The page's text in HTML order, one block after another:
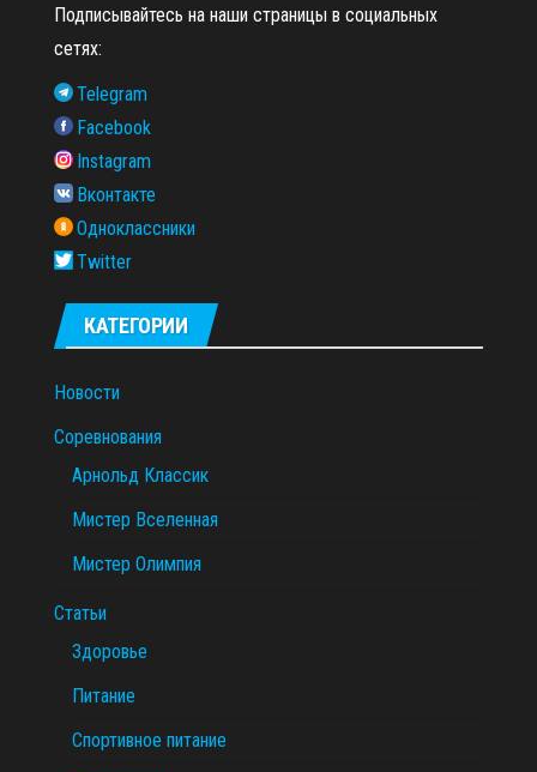
Подписывайтесь на наши страницы в социальных
сетях:
Telegram
Facebook
Instagram
Вконтакте
Одноклассники
Twitter
КАТЕГОРИИ
Новости
Соревнования
Арнольд Классик
Мистер Вселенная
Мистер Олимпия
Статьи
Здоровье
Питание
Спортивное питание